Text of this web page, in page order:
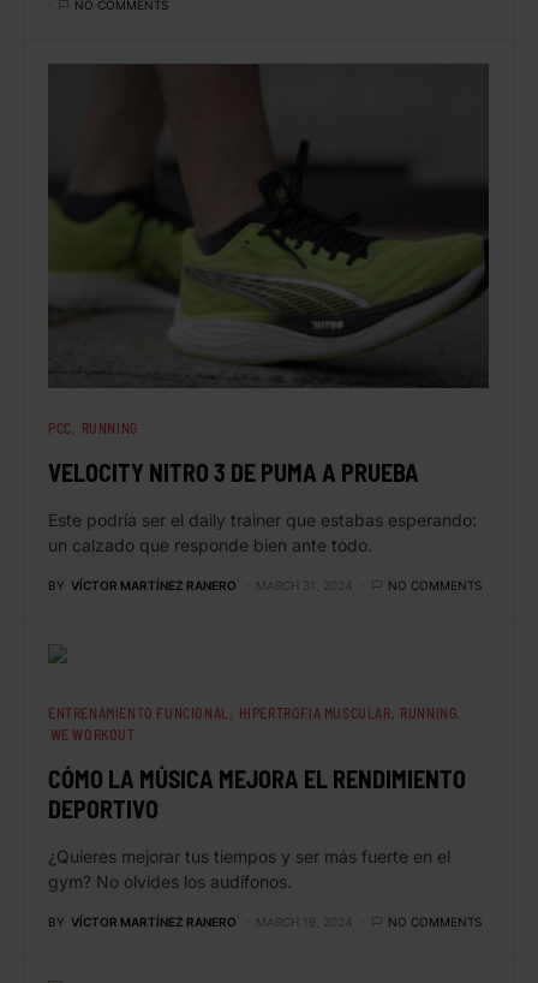
NO COMMENTS
PCC RUNNING
VELOCITY NITRO 3 DE PUMA A PRUEBA
Este podría ser el daily trainer que estabas esperando:
un calzado que responde bien ante todo.
BY VÍCTOR MARTÍNEZ RANERO MARCH 31, 2024 NO COMMENTS
ENTRENAMIENTO FUNCIONAL HIPERTROFIA MUSCULAR
RUNNING
WE WORKOUT
CÓMO LA MÚSICA MEJORA EL RENDIMIENTO
DEPORTIVO
¿Quieres mejorar tus tiempos y ser más fuerte en el
gym? No olvides los audífonos.
BY VÍCTOR MARTÍNEZ RANERO MARCH 19, 2024 NO COMMENTS